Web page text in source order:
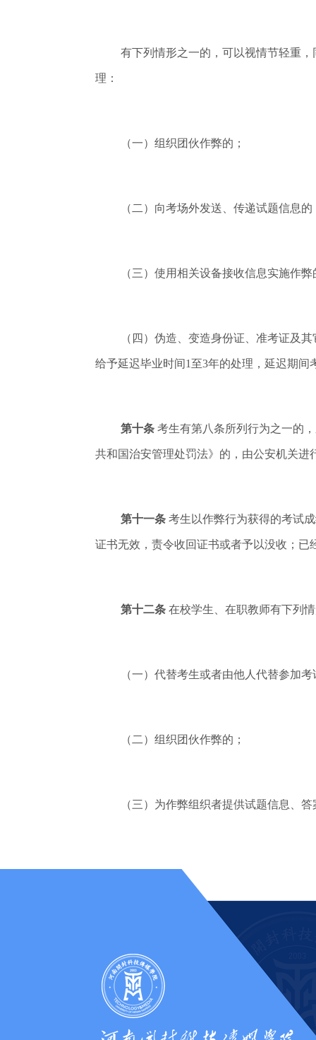
有下列情形之一的，可以视情节轻重
理：
（一）组织团伙作弊的；
（二）向考场外发送、传递试题信息的
（三）使用相关设备接收信息实施作弊
（四）伪造、变造身份证、准考证及
给予延迟毕业时间1至3年的处理，延迟期间
第十条 考生有第八条所列行为之一的
共和国治安管理处罚法》的，由公安机关
第十一条 考生以作弊行为获得的考试
证书无效，责令收回证书或者予以没收；
第十二条 在校学生、在职教师有下列
（一）代替考生或者由他人代替参加考
（二）组织团伙作弊的；
（三）为作弊组织者提供试题信息、